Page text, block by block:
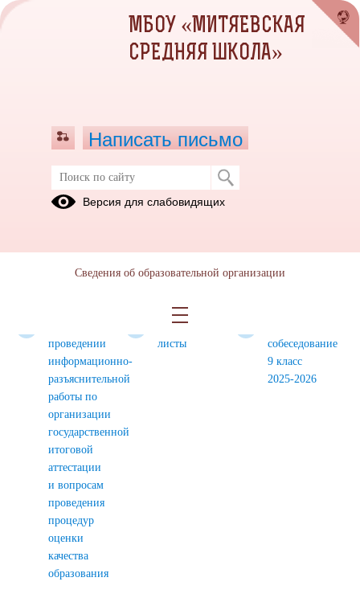
Государственная итоговая
аттестация - 2026
это для Вас!
информация
проведении
информационно-
разъяснительной
работы по
организации
государственной
итоговой
аттестации
и вопросам
проведения
процедур
оценки
качества
образования
Информационные
листы
собеседование
9 класс
2025-2026
МБОУ «МИТЯЕВСКАЯ
СРЕДНЯЯ ШКОЛА»
Написать письмо
Версия для слабовидящих
Сведения об образовательной организации